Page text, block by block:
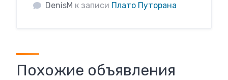
DenisM к записи Плато Путорана
Похожие объявления